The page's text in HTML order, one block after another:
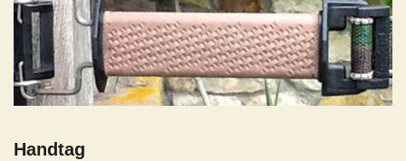
Handtag